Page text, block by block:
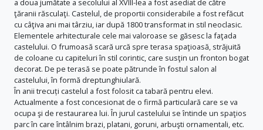
a doua jumătate a secolului al XVIII-lea a fost asediat de către
ţăranii răsculaţi. Castelul, de proportii considerabile a fost refăcut
cu câţiva ani mai târziu, iar după 1800 transformat in stil neoclasic.
Elementele arhitecturale cele mai valoroase se găsesc la faţada
castelului. O frumoasă scară urcă spre terasa spaţioasă, străjuită
de coloane cu capiteluri în stil corintic, care susţin un fronton bogat
decorat. De pe terasă se poate pătrunde în fostul salon al
castelului, în formă dreptunghiulară.
În anii trecuți castelul a fost folosit ca tabară pentru elevi.
Actualmente a fost concesionat de o firmă particulară care se va
ocupa şi de restaurarea lui. În jurul castelului se întinde un spaţios
parc în care întâlnim brazi, platani, goruni, arbuşti ornamentali, etc.